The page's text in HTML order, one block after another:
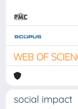
social impact